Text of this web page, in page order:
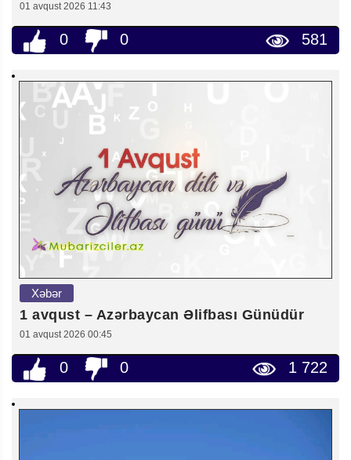
01 avqust 2026 11:43
0 0 581
Xəbər
1 avqust – Azərbaycan Əlifbası Günüdür
01 avqust 2026 00:45
0 0 1 722